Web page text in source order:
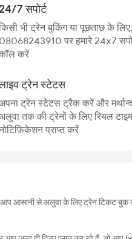
7 सपोर्ट
भी ट्रेन बुकिंग या पूछताछ के लिए,
08068243910 पर हमारे 24x7
करें
ट्रेन स्टेटस
ट्रेन स्टेटस ट्रैक करें और
तक की ट्रेनों के लिए रियल
प्राप्त करें
आप आसानी से अलुवा के लिए ट्रेन टिकट